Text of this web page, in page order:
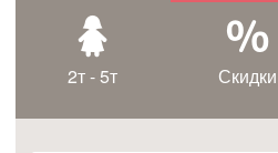
2т - 5т Скидки